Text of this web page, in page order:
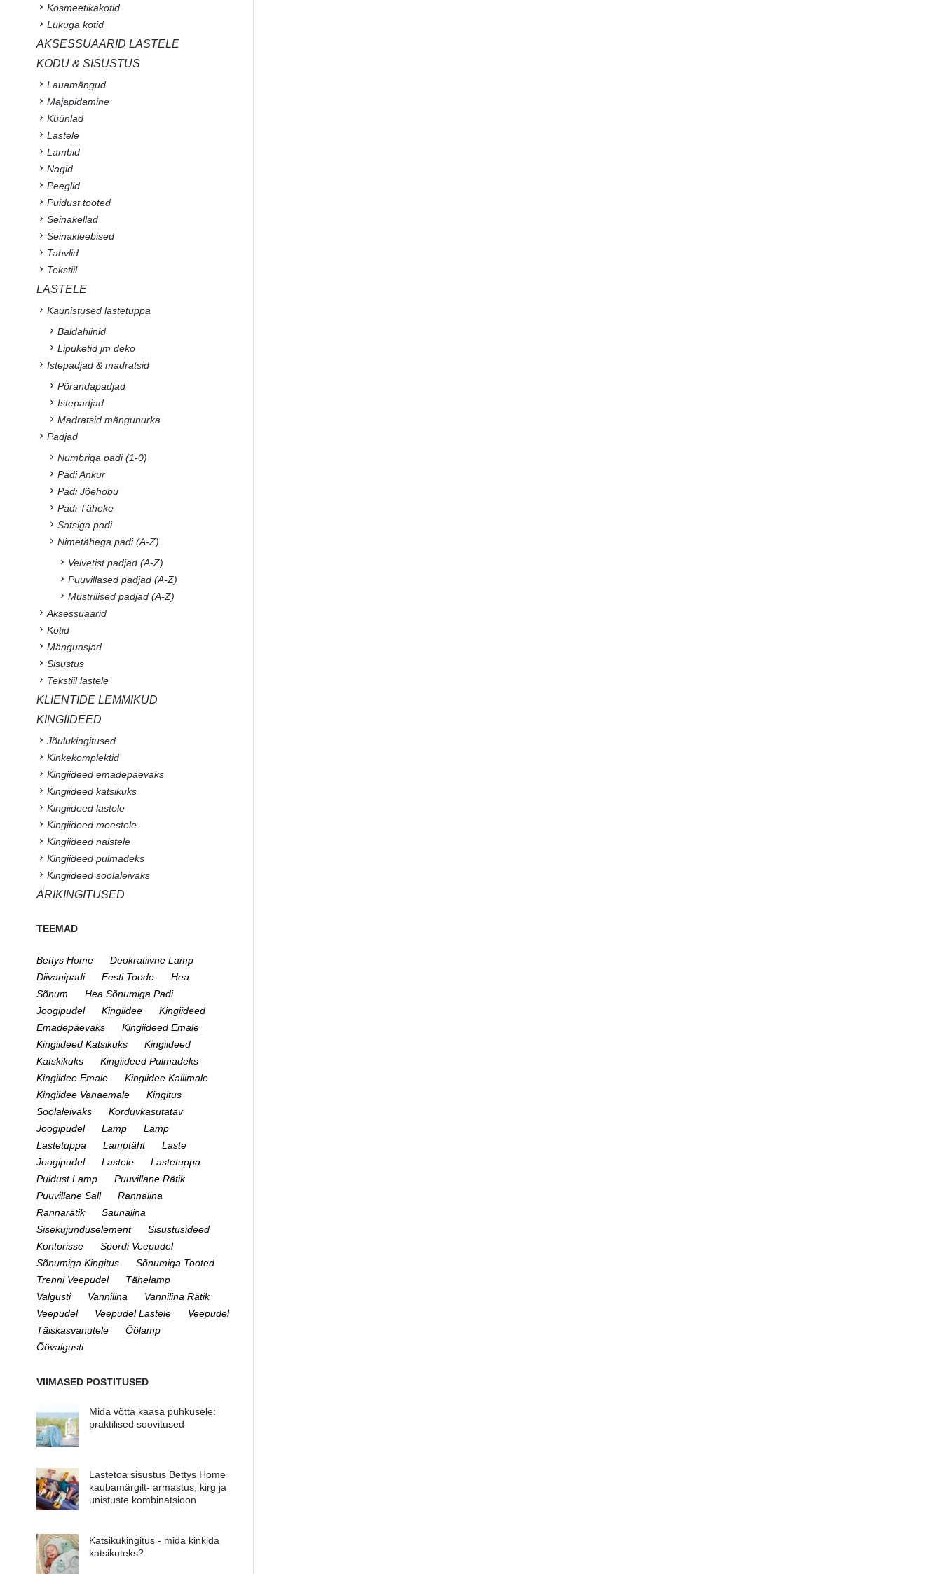
Kosmeetikakotid
Lukuga kotid
AKSESSUAARID LASTELE
KODU & SISUSTUS
Lauamängud
Majapidamine
Küünlad
Lastele
Lambid
Nagid
Peeglid
Puidust tooted
Seinakellad
Seinakleebised
Tahvlid
Tekstiil
LASTELE
Kaunistused lastetuppa
Baldahiinid
Lipuketid jm deko
Istepadjad & madratsid
Põrandapadjad
Istepadjad
Madratsid mängunurka
Padjad
Numbriga padi (1-0)
Padi Ankur
Padi Jõehobu
Padi Täheke
Satsiga padi
Nimetähega padi (A-Z)
Velvetist padjad (A-Z)
Puuvillased padjad (A-Z)
Mustrilised padjad (A-Z)
Aksessuaarid
Kotid
Mänguasjad
Sisustus
Tekstiil lastele
KLIENTIDE LEMMIKUD
KINGIIDEED
Jõulukingitused
Kinkekomplektid
Kingiideed emadepäevaks
Kingiideed katsikuks
Kingiideed lastele
Kingiideed meestele
Kingiideed naistele
Kingiideed pulmadeks
Kingiideed soolaleivaks
ÄRIKINGITUSED
TEEMAD
Bettys Home
Deokratiivne Lamp
Diivanipadi
Eesti Toode
Hea
Sõnum
Hea Sõnumiga Padi
Joogipudel
Kingiidee
Kingiideed
Emadepäevaks
Kingiideed Emale
Kingiideed Katsikuks
Kingiideed
Katskikuks
Kingiideed Pulmadeks
Kingiidee Emale
Kingiidee Kallimale
Kingiidee Vanaemale
Kingitus
Soolaleivaks
Korduvkasutatav
Joogipudel
Lamp
Lamp
Lastetuppa
Lamptäht
Laste
Joogipudel
Lastele
Lastetuppa
Puidust Lamp
Puuvillane Rätik
Puuvillane Sall
Rannalina
Rannarätik
Saunalina
Sisekujunduselement
Sisustusideed
Kontorisse
Spordi Veepudel
Sõnumiga Kingitus
Sõnumiga Tooted
Trenni Veepudel
Tähelamp
Valgusti
Vannilina
Vannilina Rätik
Veepudel
Veepudel Lastele
Veepudel
Täiskasvanutele
Öölamp
Öövalgusti
VIIMASED POSTITUSED
Mida võtta kaasa puhkusele:
praktilised soovitused
Lastetoa sisustus Bettys Home
kaubamärgilt- armastus, kirg ja
unistuste kombinatsioon
Katsikukingitus - mida kinkida
katsikuteks?